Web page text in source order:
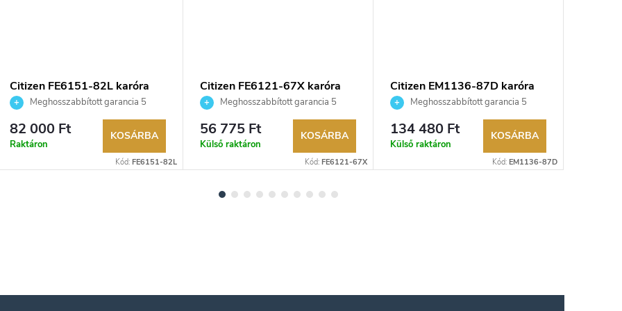
Citizen FE6151-82L karóra
Meghosszabbított garancia 5
évre. Akár 100 napos visszaküldési
lehetőség. Hivatalos márkakereskedő.
82 000 Ft
Raktáron
KOSÁRBA
Kód: FE6151-82L
Citizen FE6121-67X karóra
Meghosszabbított garancia 5
évre. Akár 100 napos visszaküldési
lehetőség. Hivatalos márkakereskedő.
56 775 Ft
Külső raktáron
KOSÁRBA
Kód: FE6121-67X
Citizen EM1136-87D karóra
Meghosszabbított garancia 5
évre. Akár 100 napos visszaküldési
lehetőség. Hivatalos márkakereskedő.
134 480 Ft
Külső raktáron
KOSÁRBA
Kód: EM1136-87D